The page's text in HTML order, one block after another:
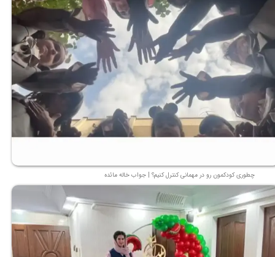
★★
چطوری کودکمون رو در مهمانی کنترل کنیم؟ | جواب خاله مائده